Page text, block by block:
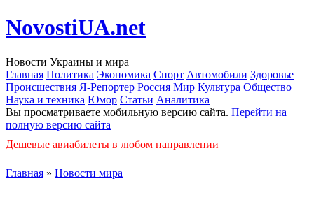
NovostiUA.net
Новости Украины и мира
Главная Политика Экономика Спорт Автомобили Здоровье
Происшествия Я-Репортер Россия Мир Культура Общество
Наука и техника Юмор Статьи Аналитика
Вы просматриваете мобильную версию сайта. Перейти на
полную версию сайта
Дешевые авиабилеты в любом направлении
Главная » Новости мира